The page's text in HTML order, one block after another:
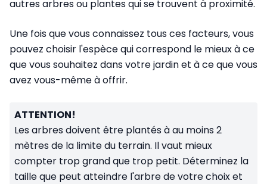
autres arbres ou plantes qui se trouvent à proximité.
Une fois que vous connaissez tous ces facteurs, vous
pouvez choisir l'espèce qui correspond le mieux à ce
que vous souhaitez dans votre jardin et à ce que vous
avez vous-même à offrir.
ATTENTION!
Les arbres doivent être plantés à au moins 2
mètres de la limite du terrain. Il vaut mieux
compter trop grand que trop petit. Déterminez la
taille que peut atteindre l'arbre de votre choix et